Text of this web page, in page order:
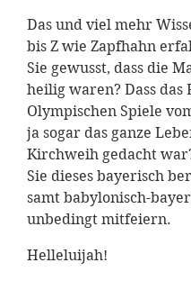
Das und viel mehr
bis Z wie Zapfhahn
Sie gewusst, dass die
heilig waren? Dass
Olympischen Spiele
ja sogar das ganze
Kirchweih gedacht
Sie dieses bayerisch
samt babylonisch-
unbedingt mitfeiern.
Helleluijah!